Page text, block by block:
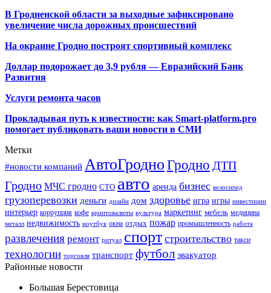
В Гродненской области за выходные зафиксировано
увеличение числа дорожных происшествий
На окраине Гродно построят спортивный комплекс
Доллар подорожает до 3,9 рубля — Евразийский Банк
Развития
Услуги ремонта часов
Прокладывая путь к известности: как Smart-platform.pro
помогает публиковать ваши новости в СМИ
Метки
#новости компаний АвтоГродноГродно ДТП
Гродно МЧС гродно СТО авто аренда бизнес велосипед
грузоперевозки деньги дизайн дом здоровье игра игры инвестиции
интерьер коррупция кофе криптовалюты культура маркетинг мебель медицина
металл недвижимость ноутбук окна отдых пожар промышленность работа
развлечения ремонт ритуал спорт строительство такси
технологии торговля транспорт футбол эвакуатор
Районные новости
Большая Берестовица